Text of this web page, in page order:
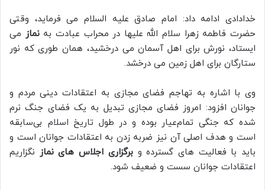
خدادادی ادامه داد: امام صادق عليه السلام می فرماید، وقتى
حضرت فاطمه زهرا سلام الله علیها در محراب عبادت بهنماز مى
ايستاد، نورش براى اهل آسمان مى درخشيد، همان طورى كه نور
ستارگان براى اهل زمين مى درخشد.
وی با اشاره به تهاجم فضای مجازی به اعتقادات دینی مردم و
جوانان افزود: امروز فضای مجازی تبدیل به یک فضای جنگ نرم
شده که جنگی تمام‌عیار بوده و در طول تاریخ اسلام بی‌سابقه
است و هدف اصلی آن نیز ضربه زدن به اعتقادات جوانان است و
باید با فعالیت های گسترده وبرگزاری اجلاس های نماز نگزاریم
اعتقادات جوانان سست و ضعیف شود.